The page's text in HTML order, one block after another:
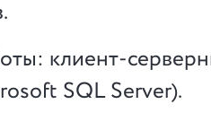
клиент-
SQL Server).